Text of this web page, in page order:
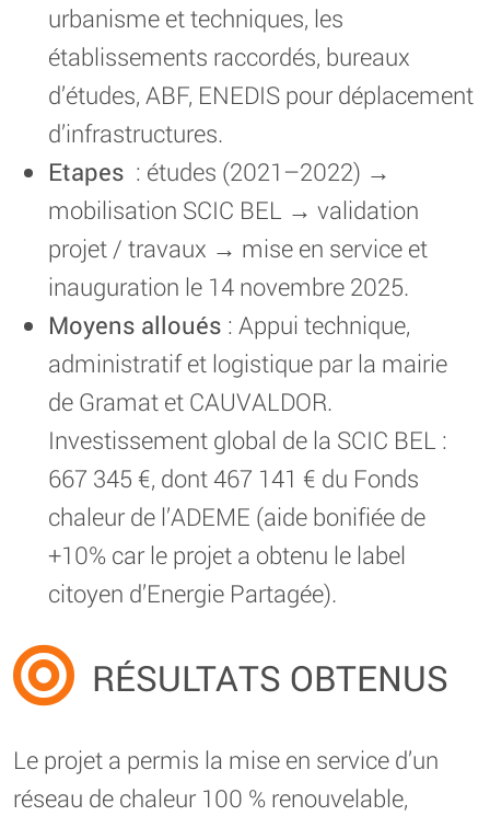
urbanisme et techniques, les
établissements raccordés, bureaux
d’études, ABF, ENEDIS pour déplacement
d’infrastructures.
Etapes : études (2021–2022) →
mobilisation SCIC BEL → validation
projet / travaux → mise en service et
inauguration le 14 novembre 2025.
Moyens alloués : Appui technique,
administratif et logistique par la mairie
de Gramat et CAUVALDOR.
Investissement global de la SCIC BEL :
667 345 €, dont 467 141 € du Fonds
chaleur de l’ADEME (aide bonifiée de
+10% car le projet a obtenu le label
citoyen d’Energie Partagée).
RÉSULTATS OBTENUS
Le projet a permis la mise en service d’un
réseau de chaleur 100 % renouvelable,